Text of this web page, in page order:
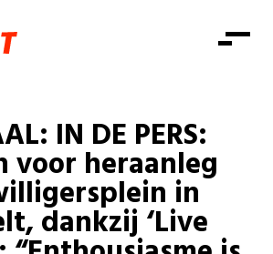
Zorg
Gelijke kansen
Welzijn
Onze mensen
Standpunten
Vacatures
Doe mee
Doe mee
Word lid
Shop
Zoeken
Login
Login
IN DE PERS:
voor heraanleg
in
dankzij ‘Live